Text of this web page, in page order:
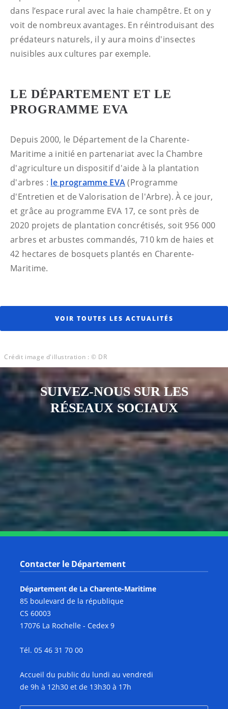
dans l’espace rural avec la haie champêtre. Et on y
voit de nombreux avantages. En réintroduisant des
prédateurs naturels, il y aura moins d'insectes
nuisibles aux cultures par exemple.
LE DÉPARTEMENT ET LE
PROGRAMME EVA
Depuis 2000, le Département de la Charente-
Maritime a initié en partenariat avec la Chambre
d'agriculture un dispositif d'aide à la plantation
d'arbres : le programme EVA(Programme
d'Entretien et de Valorisation de l'Arbre). À ce jour,
et grâce au programme EVA 17, ce sont près de
2020 projets de plantation concrétisés, soit 956 000
arbres et arbustes commandés, 710 km de haies et
42 hectares de bosquets plantés en Charente-
Maritime.
VOIR TOUTES LES ACTUALITÉS
Crédit image d'illustration : © DR
SUIVEZ-NOUS SUR LES
RÉSEAUX SOCIAUX
Notre page Instagram
Notre page Facebook
Notre page XNotre page Tiktok
Notre page
Notre page Youtube
Contacter le Département
Département de La Charente-Maritime
85 boulevard de la république
CS 60003
17076 La Rochelle - Cedex 9
Tél. 05 46 31 70 00
Accueil du public du lundi au vendredi
de 9h à 12h30 et de 13h30 à 17h